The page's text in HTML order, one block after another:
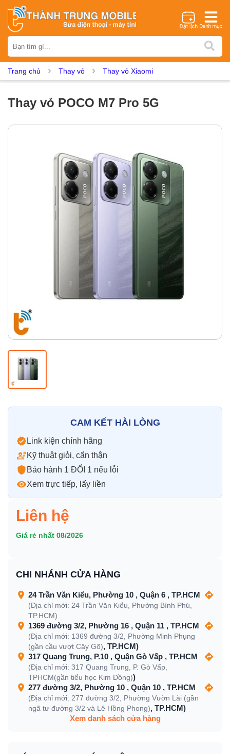
iPhone Samsung Oppo Xiaomi Realme Vivo
Vsmart Nokia
Thay mic Thay rung Thay main Unlock - Mở Khoá
Thay màn hình
Màn hình iPhone Màn hình Samsung Màn hình Oppo
Màn hình Xiaomi Màn hình Realme Màn hình Vivo
Màn hình Vsmart Màn hình Google Pixel
Thay pin
Pin iPhone Pin Xiaomi
Pin Realme
Trang chủ Thay vỏ Thay vỏ Xiaomi
Thay vỏ POCO M7 Pro 5G
CAM KẾT HÀI LÒNG
Link kiện chính hãng
Kỹ thuật giỏi, cẩn thận
Bảo hành 1 ĐỔI 1 nếu lỗi
Xem trực tiếp, lấy liền
Liên hệ
Giá rẻ nhất 08/2026
CHI NHÁNH CỬA HÀNG
24 Trần Văn Kiểu, Phường 10 , Quận 6 , TP.HCM
(Địa chỉ mới: 24 Trần Văn Kiểu, Phường Bình Phú,
TP.HCM)
1369 đường 3/2, Phường 16 , Quận 11 , TP.HCM
(Địa chỉ mới: 1369 đường 3/2, Phường Minh Phụng
(gần cầu vượt Cây Gõ), TP.HCM)
317 Quang Trung, P.10 , Quận Gò Vấp , TP.HCM
(Địa chỉ mới: 317 Quang Trung, P. Gò Vấp,
TPHCM(gần tiểu học Kim Đồng))
277 đường 3/2, Phường 10 , Quận 10 , TP.HCM
(Địa chỉ mới: 277 đường 3/2, Phường Vườn Lài (gần
ngã tư đường 3/2 và Lê Hồng Phong), TP.HCM)
Xem danh sách cửa hàng